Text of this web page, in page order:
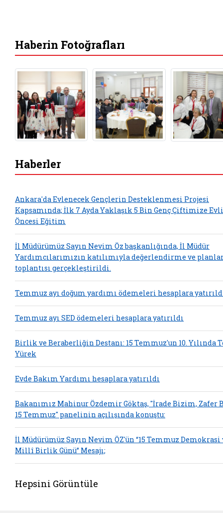
Haberin Fotoğrafları
Haberler
Ankara'da Evlenecek Gençlerin Desteklenmesi Projesi
Kapsamında; İlk 7 Ayda Yaklaşık 5 Bin Genç Çiftimize
Öncesi Eğitim
İl Müdürümüz Sayın Nevim Öz başkanlığında, İl Müdür
Yardımcılarımızın katılımıyla değerlendirme ve
toplantısı gerçekleştirildi.
Temmuz ayı doğum yardımı ödemeleri hesaplara
Temmuz ayı SED ödemeleri hesaplara yatırıldı
Birlik ve Beraberliğin Destanı: 15 Temmuz'un 10. Yılında
Yürek
Evde Bakım Yardımı hesaplara yatırıldı
Bakanımız Mahinur Özdemir Göktaş, "İrade Bizim, Zafer
15 Temmuz" panelinin açılışında konuştu:
İl Müdürümüz Sayın Nevim ÖZ'ün “15 Temmuz Demokrasi
Millî Birlik Günü” Mesajı;
Hepsini Görüntüle